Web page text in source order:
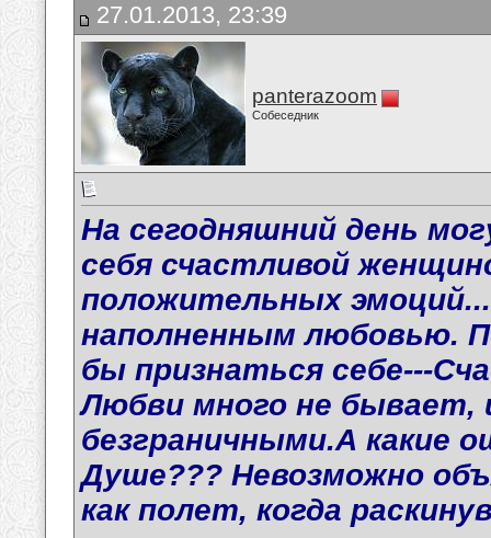
27.01.2013, 23:39
panterazoom
Собеседник
На сегодняшний день
себя счастливой
положительных
наполненным любовью.
бы признаться себе---
Любви много не
безграничными.А какие
Душе??? Невозможно
как полет, когда